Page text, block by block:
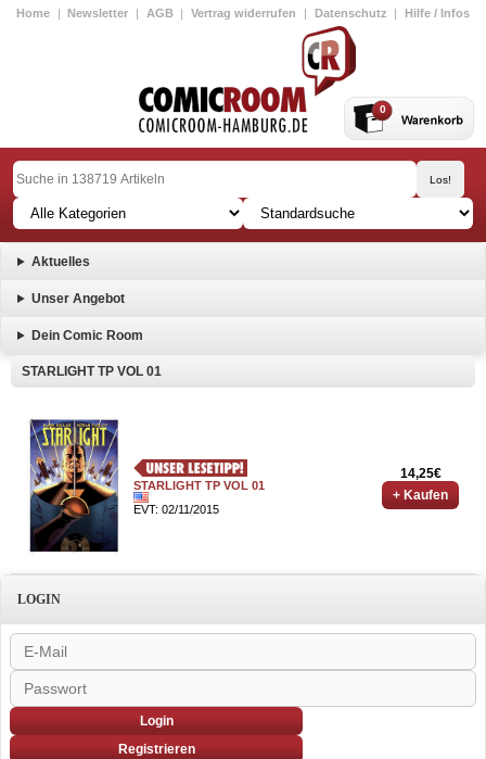
Home | Newsletter | AGB | Vertrag widerrufen | Datenschutz | Hilfe / Infos
0
Aktuelles
Unser Angebot
Dein Comic Room
STARLIGHT TP VOL 01
STARLIGHT TP VOL 01
EVT: 02/11/2015
14,25€
+ Kaufen
LOGIN
Login
Registrieren